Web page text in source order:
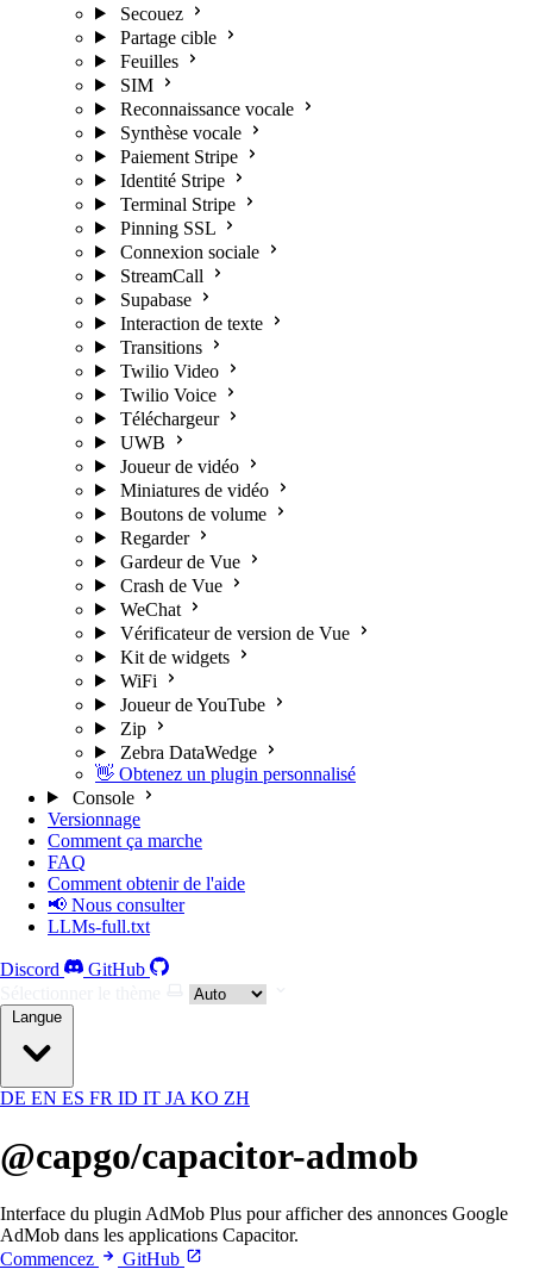
Secouez
Partage cible
Feuilles
SIM
Reconnaissance vocale
Synthèse vocale
Paiement Stripe
Identité Stripe
Terminal Stripe
Pinning SSL
Connexion sociale
StreamCall
Supabase
Interaction de texte
Transitions
Twilio Video
Twilio Voice
Téléchargeur
UWB
Joueur de vidéo
Miniatures de vidéo
Boutons de volume
Regarder
Gardeur de Vue
Crash de Vue
WeChat
Vérificateur de version de Vue
Kit de widgets
WiFi
Joueur de YouTube
Zip
Zebra DataWedge
👋 Obtenez un plugin personnalisé
Console
Versionnage
Comment ça marche
FAQ
Comment obtenir de l'aide
📢 Nous consulter
LLMs-full.txt
Discord
GitHub
Langue
DE EN ES FR ID IT JA KO ZH
@capgo/capacitor-admob
Interface du plugin AdMob Plus pour afficher des annonces Google
AdMob dans les applications Capacitor.
Commencez
GitHub